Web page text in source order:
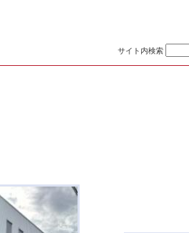
サイト内検索